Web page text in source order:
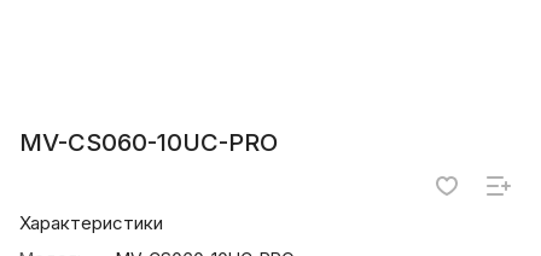
MV-CS060-10UC-PRO
Характеристики